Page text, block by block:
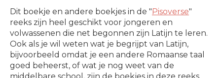
Dit boekje en andere boekjes in de "Pisoverse"
reeks zijn heel geschikt voor jongeren en
volwassenen die net begonnen zijn Latijn te leren.
Ook als je wil weten wat je begrijpt van Latijn,
bijvoorbeeld omdat je een andere Romaanse taal
goed beheerst, of wat je nog weet van de